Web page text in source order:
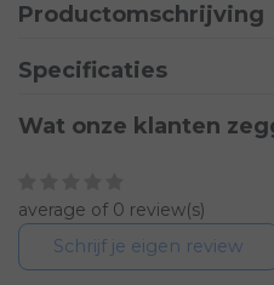
Productomschrijving
Specificaties
Wat onze klanten
average of 0 review(s)
Schrijf je eigen review